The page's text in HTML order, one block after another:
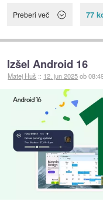
Preberi več 77
Izšel Android 16
Matej Huš :: 12. jun 2025ob